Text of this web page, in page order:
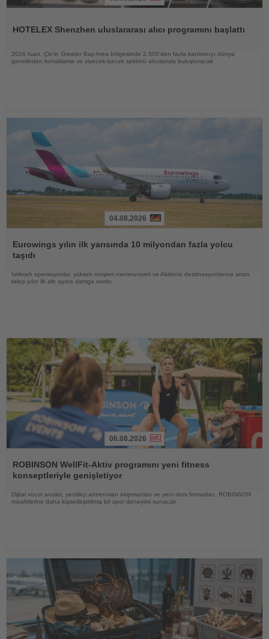
HOTELEX Shenzhen uluslararası alıcı programını başlattı
2026 fuarı, Çin'in Greater Bay Area bölgesinde 2.500'den fazla katılımcıyı dünya
genelinden konaklama ve yiyecek-içecek sektörü alıcılarıyla buluşturacak
Oku
04.08.2026
Eurowings yılın ilk yarısında 10 milyondan fazla yolcu
taşıdı
İstikrarlı operasyonlar, yüksek müşteri memnuniyeti ve Akdeniz destinasyonlarına artan
talep yılın ilk altı ayına damga vurdu
Oku
06.08.2026
ROBINSON WellFit-Aktiv programını yeni fitness
konseptleriyle genişletiyor
Dijital vücut analizi, yenilikçi antrenman ekipmanları ve yeni ders formatları, ROBINSON
misafirlerine daha kişiselleştirilmiş bir spor deneyimi sunacak